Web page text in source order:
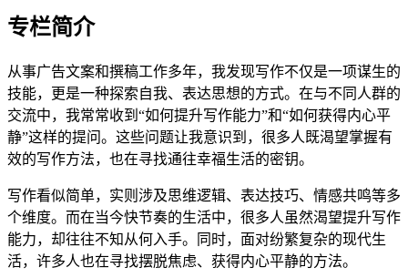
专栏简介
从事广告文案和撰稿工作多年，我发现写作不仅是一项谋生的
技能，更是一种探索自我、表达思想的方式。在与不同人群的
交流中，我常常收到“如何提升写作能力”和“如何获得内心平
静”这样的提问。这些问题让我意识到，很多人既渴望掌握有
效的写作方法，也在寻找通往幸福生活的密钥。
写作看似简单，实则涉及思维逻辑、表达技巧、情感共鸣等多
个维度。而在当今快节奏的生活中，很多人虽然渴望提升写作
能力，却往往不知从何入手。同时，面对纷繁复杂的现代生
活，许多人也在寻找摆脱焦虑、获得内心平静的方法。